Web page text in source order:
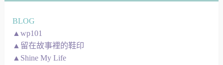
BLOG
▲wp101
▲留在故事裡的鞋印
▲Shine My Life